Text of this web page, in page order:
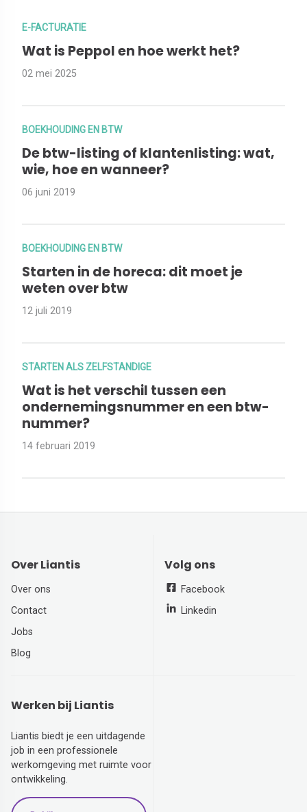
E-FACTURATIE
Wat is Peppol en hoe werkt het?
02 mei 2025
BOEKHOUDING EN BTW
De btw-listing of klantenlisting: wat,
wie, hoe en wanneer?
06 juni 2019
BOEKHOUDING EN BTW
Starten in de horeca: dit moet je
weten over btw
12 juli 2019
STARTEN ALS ZELFSTANDIGE
Wat is het verschil tussen een
ondernemingsnummer en een btw-
nummer?
14 februari 2019
Over Liantis
Over ons
Contact
Jobs
Blog
Volg ons
Facebook
Linkedin
Werken bij Liantis
Liantis biedt je een uitdagende
job in een professionele
werkomgeving met ruimte voor
ontwikkeling.